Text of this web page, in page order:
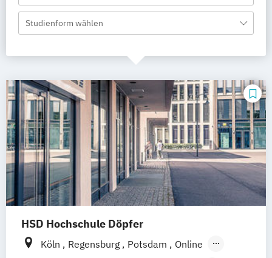
Studienform wählen
HSD Hochschule Döpfer
Köln Regensburg Potsdam
Online